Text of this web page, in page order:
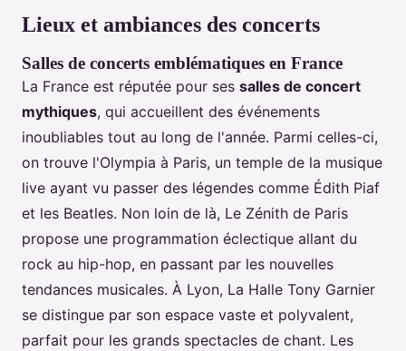
Lieux et ambiances des concerts
Salles de concerts emblématiques en France
La France est réputée pour ses salles de concert
mythiques, qui accueillent des événements
inoubliables tout au long de l'année. Parmi celles-ci,
on trouve l'Olympia à Paris, un temple de la musique
live ayant vu passer des légendes comme Édith Piaf
et les Beatles. Non loin de là, Le Zénith de Paris
propose une programmation éclectique allant du
rock au hip-hop, en passant par les nouvelles
tendances musicales. À Lyon, La Halle Tony Garnier
se distingue par son espace vaste et polyvalent,
parfait pour les grands spectacles de chant. Les